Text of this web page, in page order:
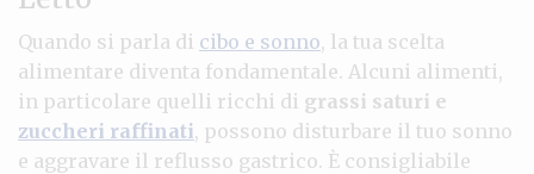
Quando si parla di cibo e sonno, la tua scelta
alimentare diventa fondamentale. Alcuni alimenti,
in particolare quelli ricchi di grassi saturi e
zuccheri raffinati, possono disturbare il tuo sonno
e aggravare il reflusso gastrico. È consigliabile